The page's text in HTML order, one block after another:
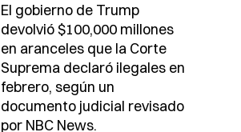
El gobierno de Trump
devolvió $100,000 millones
en aranceles que la Corte
Suprema declaró ilegales en
febrero, según un
documento judicial revisado
por NBC News.